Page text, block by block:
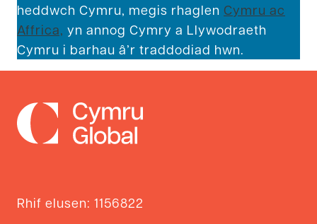
heddwch Cymru, megis rhaglen Cymru ac
Affrica, yn annog Cymry a Llywodraeth
Cymru i barhau â’r traddodiad hwn.
Rhif elusen: 1156822